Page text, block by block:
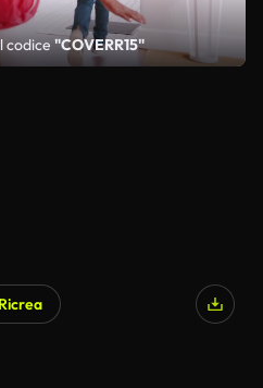
codice"COVERR15"
Ricrea